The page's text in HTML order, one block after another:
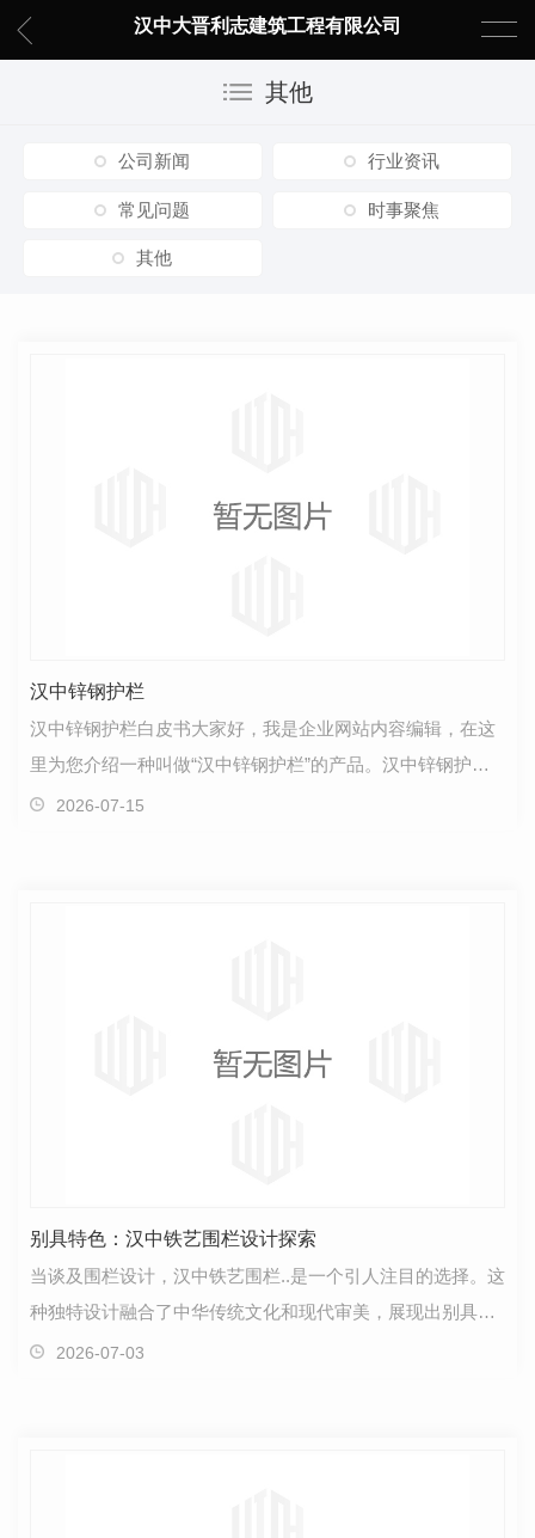
汉中大晋利志建筑工程有限公司
其他
公司新闻 行业资讯
常见问题 时事聚焦
其他
汉中锌钢护栏
汉中锌钢护栏白皮书大家好，我是企业网站内容编辑，在这
里为您介绍一种叫做“汉中锌钢护栏”的产品。汉中锌钢护栏
作为一种在围栏行业中备受瞩目的产品，具有多方面…
2026-07-15
别具特色：汉中铁艺围栏设计探索
当谈及围栏设计，汉中铁艺围栏..是一个引人注目的选择。这
种独特设计融合了中华传统文化和现代审美，展现出别具一
格的魅力。首先，汉中铁艺围栏在材质上让人眼前一…
2026-07-03